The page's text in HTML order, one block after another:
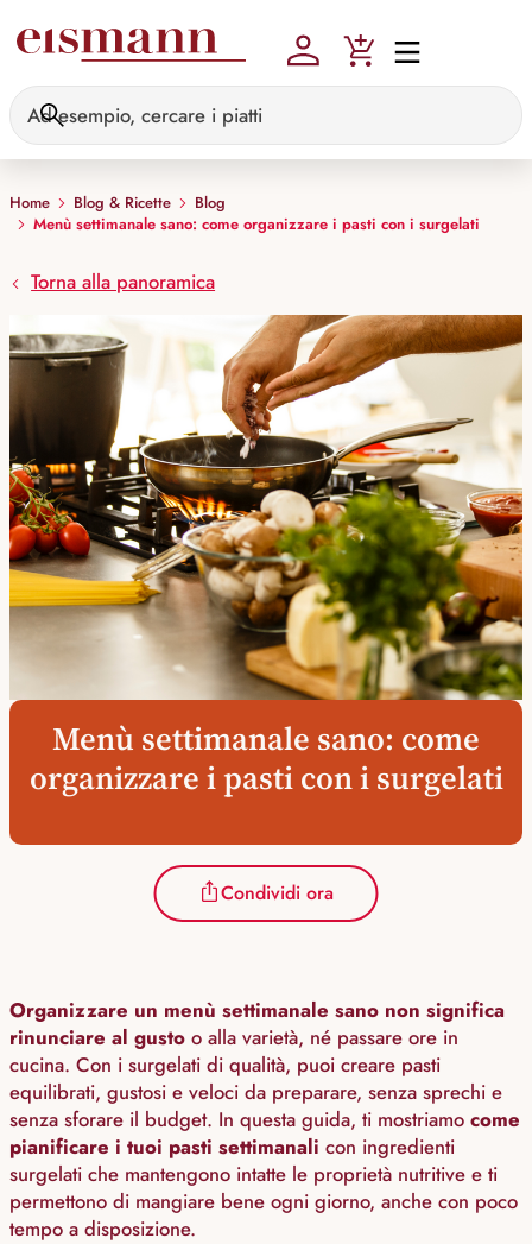
Home Blog & Ricette
Blog
Menù settimanale sano: come organizzare i pasti con i surgelati
Torna alla panoramica
Menù settimanale sano: come
organizzare i pasti con i surgelati
Condividi ora
Organizzare un menù settimanale sano non significa
rinunciare al gusto o alla varietà, né passare ore in
cucina. Con i surgelati di qualità, puoi creare pasti
equilibrati, gustosi e veloci da preparare, senza sprechi e
senza sforare il budget. In questa guida, ti mostriamo come
pianificare i tuoi pasti settimanali con ingredienti
surgelati che mantengono intatte le proprietà nutritive e ti
permettono di mangiare bene ogni giorno, anche con poco
tempo a disposizione.